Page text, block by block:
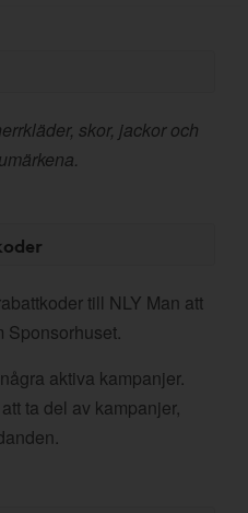
skor, jackor och
till NLY Man att
Sponsorhuset.
aktiva kampanjer.
ta del av kampanjer,